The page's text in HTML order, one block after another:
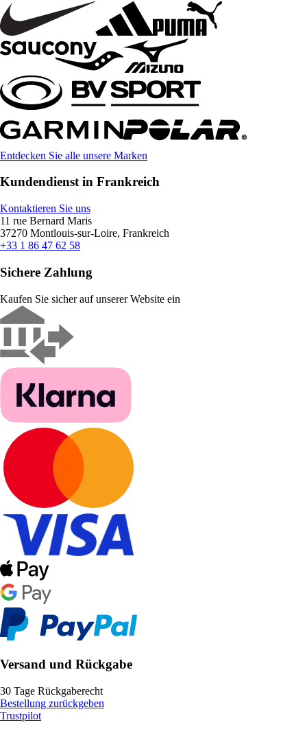
Entdecken Sie alle unsere Marken
Kundendienst in Frankreich
Kontaktieren Sie uns
11 rue Bernard Maris
37270 Montlouis-sur-Loire, Frankreich
+33 1 86 47 62 58
Sichere Zahlung
Kaufen Sie sicher auf unserer Website ein
Versand und Rückgabe
30 Tage Rückgaberecht
Bestellung zurückgeben
Trustpilot